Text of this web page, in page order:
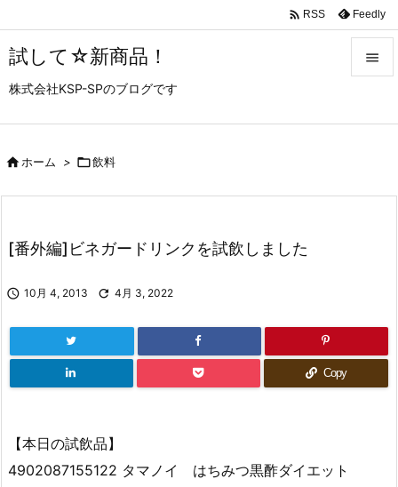
試して☆新商品！
株式会社KSP-SPのブログです

 RSS Feedly
ホーム > 飲料
[番外編]ビネガードリンクを試飲しました
 10月 4, 2013  4月 3, 2022
Copy
【本日の試飲品】
4902087155122 タマノイ はちみつ黒酢ダイエット